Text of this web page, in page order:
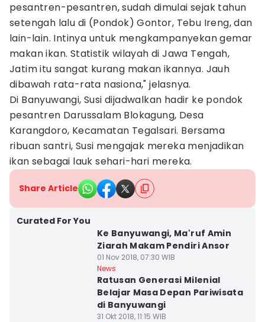
pesantren-pesantren, sudah dimulai sejak tahun
setengah lalu di (Pondok) Gontor, Tebu Ireng, dan
lain-lain. Intinya untuk mengkampanyekan gemar
makan ikan. Statistik wilayah di Jawa Tengah,
Jatim itu sangat kurang makan ikannya. Jauh
dibawah rata-rata nasiona," jelasnya.
Di Banyuwangi, Susi dijadwalkan hadir ke pondok
pesantren Darussalam Blokagung, Desa
Karangdoro, Kecamatan Tegalsari. Bersama
ribuan santri, Susi mengajak mereka menjadikan
ikan sebagai lauk sehari-hari mereka.
Share Article
Curated For You
Ke Banyuwangi, Ma'ruf Amin
Ziarah Makam Pendiri Ansor
01 Nov 2018, 07:30 WIB
News
Ratusan Generasi Milenial
Belajar Masa Depan Pariwisata
di Banyuwangi
31 Okt 2018, 11:15 WIB